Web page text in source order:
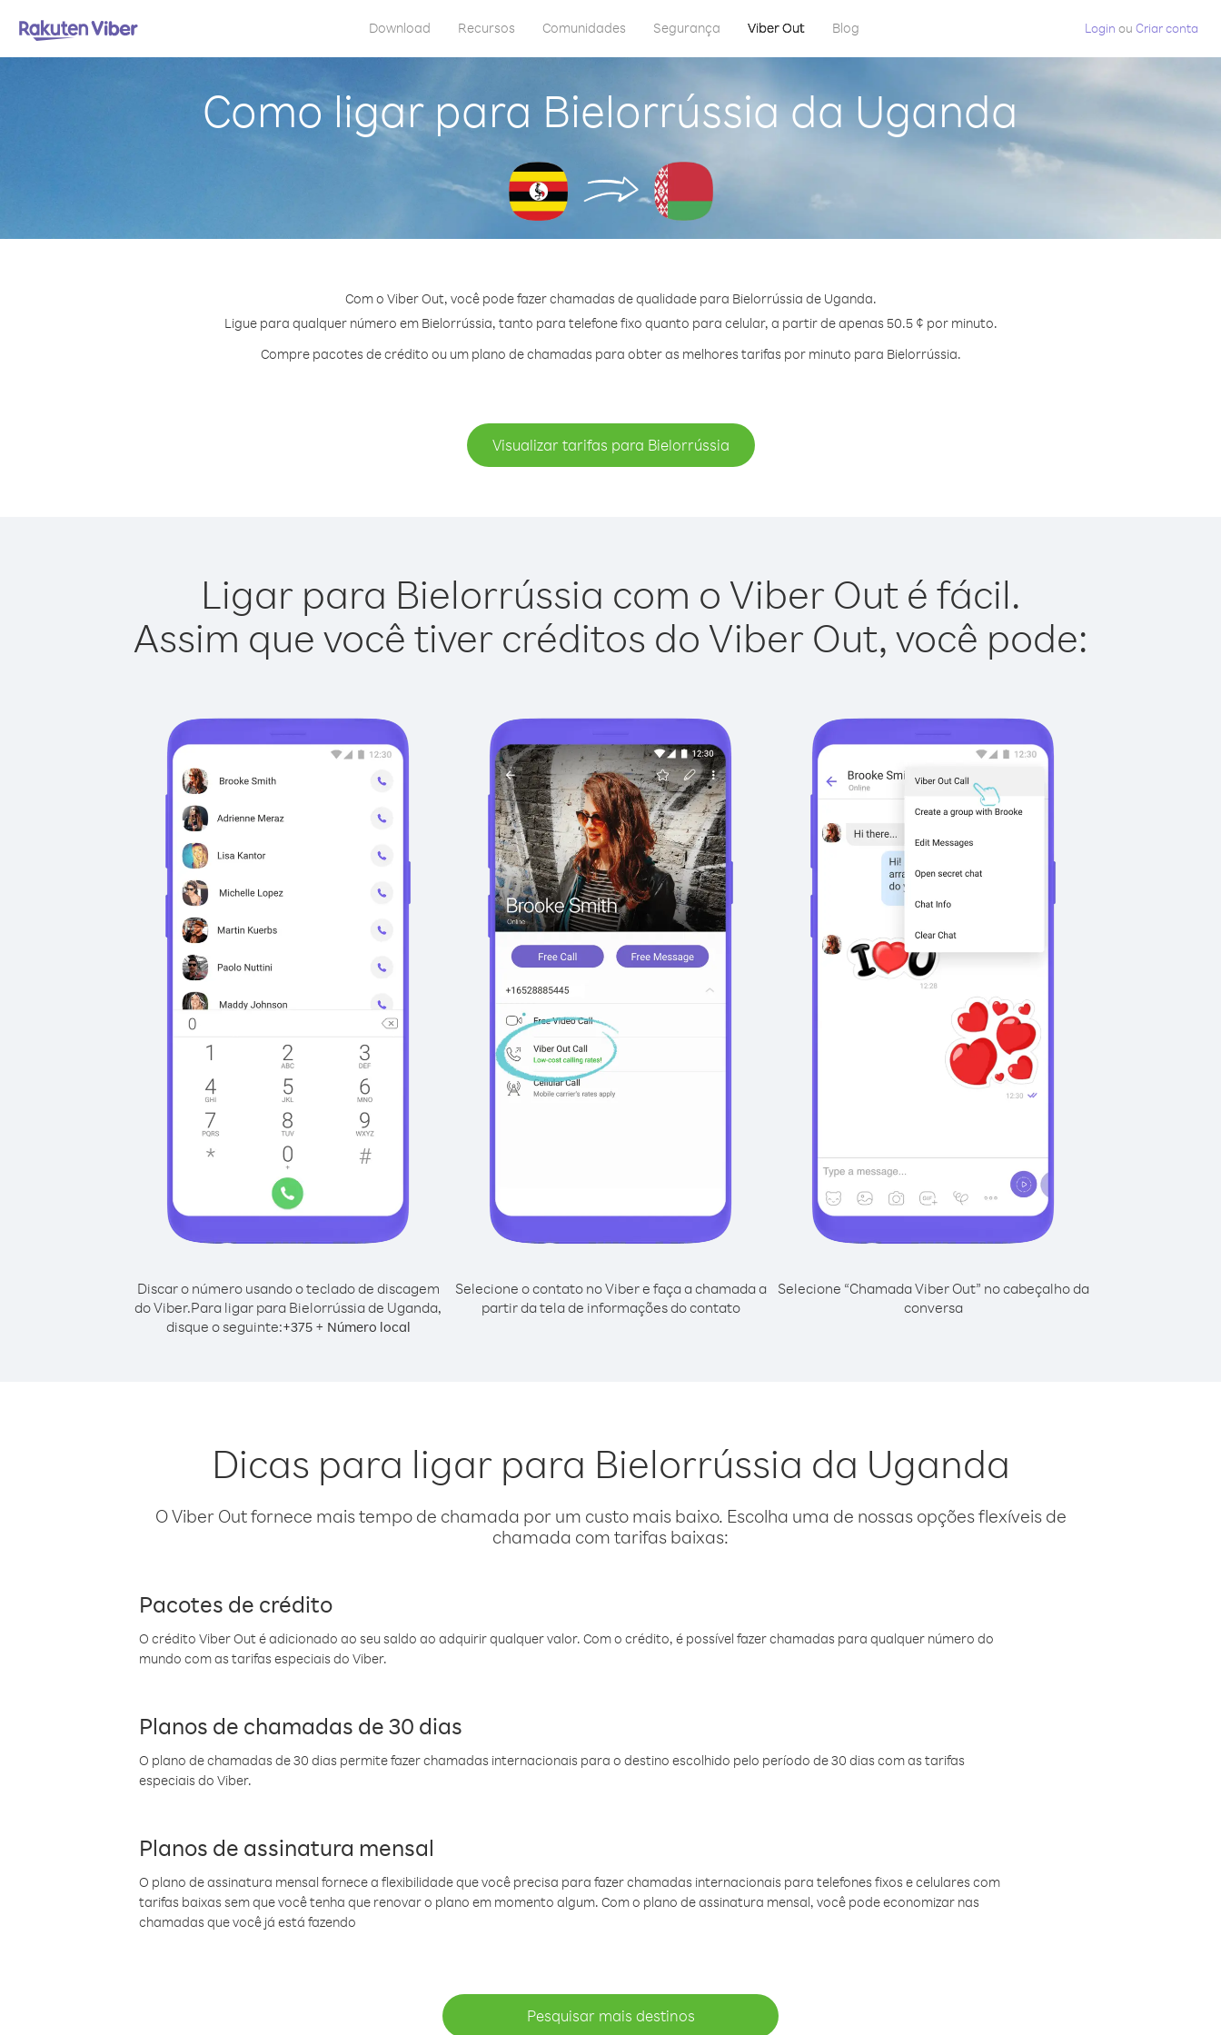
Download Recursos Comunidades Segurança Viber Out Blog Login ou Criar conta
Como ligar para Bielorrússia da Uganda
Com o Viber Out, você pode fazer chamadas de qualidade para Bielorrússia de Uganda.
Ligue para qualquer número em Bielorrússia, tanto para telefone fixo quanto para celular, a partir de apenas 50.5 ¢ por minuto.
Compre pacotes de crédito ou um plano de chamadas para obter as melhores tarifas por minuto para Bielorrússia.
Visualizar tarifas para Bielorrússia
Ligar para Bielorrússia com o Viber Out é fácil.
Assim que você tiver créditos do Viber Out, você pode:
Discar o número usando o teclado de discagem
do Viber.Para ligar para Bielorrússia de Uganda,
disque o seguinte:+375+ Número local
Selecione o contato no Viber e faça a chamada a
partir da tela de informações do contato
Selecione “Chamada Viber Out” no cabeçalho da
conversa
Dicas para ligar para Bielorrússia da Uganda
O Viber Out fornece mais tempo de chamada por um custo mais baixo. Escolha uma de nossas opções flexíveis de
chamada com tarifas baixas:
Pacotes de crédito
O crédito Viber Out é adicionado ao seu saldo ao adquirir qualquer valor. Com o crédito, é possível fazer chamadas para qualquer número do
mundo com as tarifas especiais do Viber.
Planos de chamadas de 30 dias
O plano de chamadas de 30 dias permite fazer chamadas internacionais para o destino escolhido pelo período de 30 dias com as tarifas
especiais do Viber.
Planos de assinatura mensal
O plano de assinatura mensal fornece a flexibilidade que você precisa para fazer chamadas internacionais para telefones fixos e celulares com
tarifas baixas sem que você tenha que renovar o plano em momento algum. Com o plano de assinatura mensal, você pode economizar nas
chamadas que você já está fazendo
Pesquisar mais destinos